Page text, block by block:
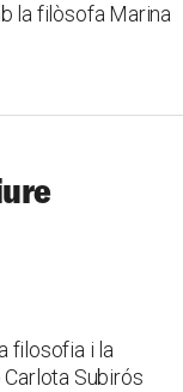
la filòsofa Marina
filosofia i la
Subirós